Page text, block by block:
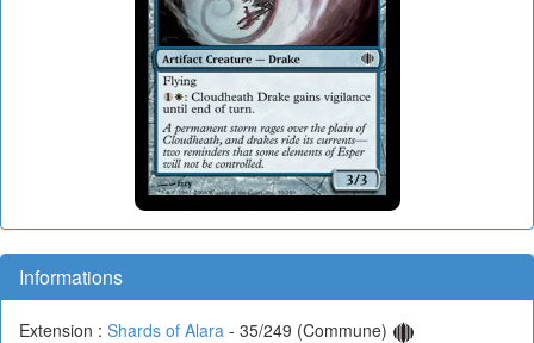
Informations
Extension : Shards of Alara - 35/249 (Commune)